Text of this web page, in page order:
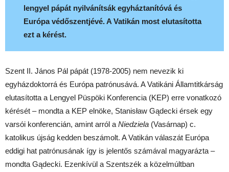
lengyel pápát nyilvánítsák egyháztanítóvá és
Európa védőszentjévé. A Vatikán most elutasította
ezt a kérést.
Szent II. János Pál pápát (1978-2005) nem nevezik ki
egyházdoktorrá és Európa patrónusává. A Vatikáni Államtitkárság
elutasította a Lengyel Püspöki Konferencia (KEP) erre vonatkozó
kérését – mondta a KEP elnöke, Stanisław Gądecki érsek egy
varsói konferencián, amint arról a Niedziela (Vasárnap) c.
katolikus újság kedden beszámolt. A Vatikán válaszát Európa
eddigi hat patrónusának így is jelentős számával magyarázta –
mondta Gądecki. Ezenkívül a Szentszék a közelmúltban